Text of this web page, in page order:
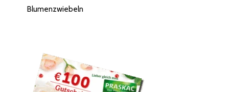
Blumenzwiebeln